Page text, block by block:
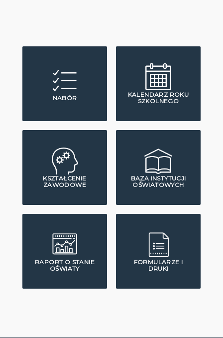
NABÓR
KALENDARZ ROKU
SZKOLNEGO
KSZTAŁCENIE
ZAWODOWE
BAZA INSTYTUCJI
OŚWIATOWYCH
RAPORT O STANIE
OŚWIATY
FORMULARZE I
DRUKI